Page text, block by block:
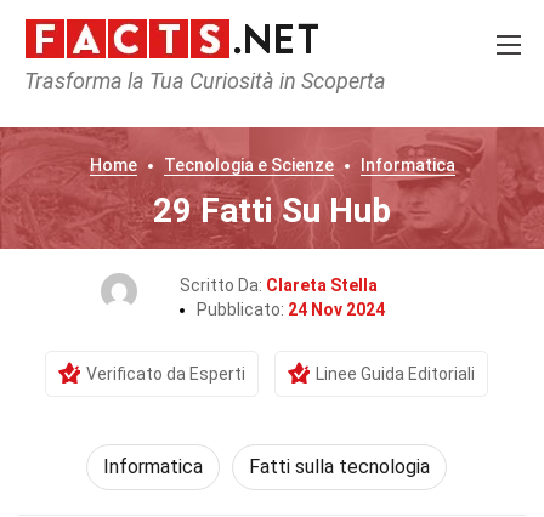
Trasforma la Tua Curiosità in Scoperta
Home Tecnologia e Scienze Informatica
29 Fatti Su Hub
Scritto Da: Clareta Stella
Pubblicato: 24 Nov 2024
Verificato da Esperti Linee Guida Editoriali
Informatica Fatti sulla tecnologia